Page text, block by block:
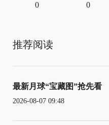
0 0
推荐阅读
最新月球“宝藏图”抢先看
2026-08-07 09:48